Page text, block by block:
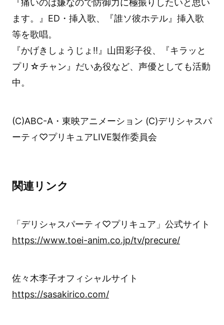
『痛いのは嫌なので防御力に極振りしたいと思い
ます。』ED・挿入歌、『誰ソ彼ホテル』挿入歌
等を歌唱。
『かげきしょうじょ!!』山田彩子役、『キラッと
プリ☆チャン』だいあ役など、声優としても活動
中。
(C)ABC-A・東映アニメーション (C)デリシャスパ
ーティ♡プリキュアLIVE製作委員会
関連リンク
「デリシャスパーティ♡プリキュア」公式サイト
https://www.toei-anim.co.jp/tv/precure/
佐々木李子オフィシャルサイト
https://sasakirico.com/